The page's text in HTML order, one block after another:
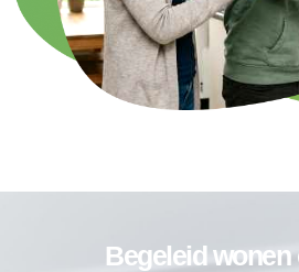
Begeleid wonen